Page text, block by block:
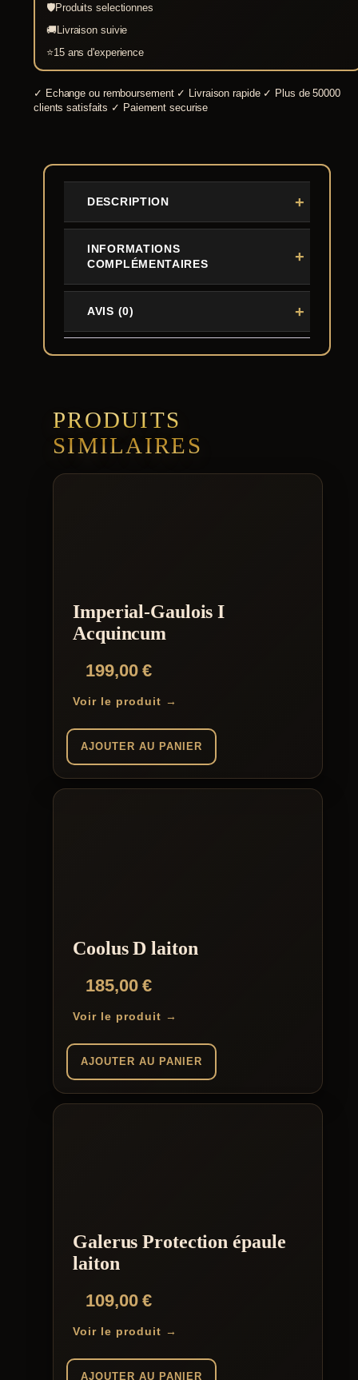
🛡Produits selectionnes
🚚Livraison suivie
⭐15 ans d'experience
✓ Echange ou remboursement ✓ Livraison rapide ✓ Plus de 50000
clients satisfaits ✓ Paiement securise
DESCRIPTION
INFORMATIONS
COMPLÉMENTAIRES
AVIS (0)
PRODUITS
SIMILAIRES
Imperial-Gaulois I
Acquincum
199,00€
Voir le produit →
AJOUTER AU PANIER
Coolus D laiton
185,00€
Voir le produit →
AJOUTER AU PANIER
Galerus Protection épaule
laiton
109,00€
Voir le produit →
AJOUTER AU PANIER